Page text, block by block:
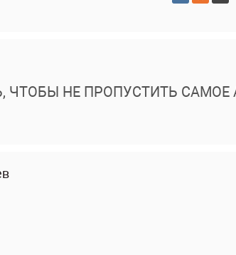
ЧТОБЫ НЕ ПРОПУСТИТЬ САМОЕ